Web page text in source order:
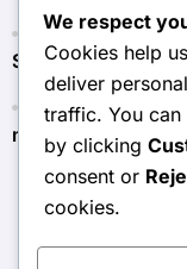
Libero:
Signaalid ja vihjed
Setteri
mehhanismid ja
We respect
Cookies help
deliver
traffic. You
by clicking
consent or
cookies.